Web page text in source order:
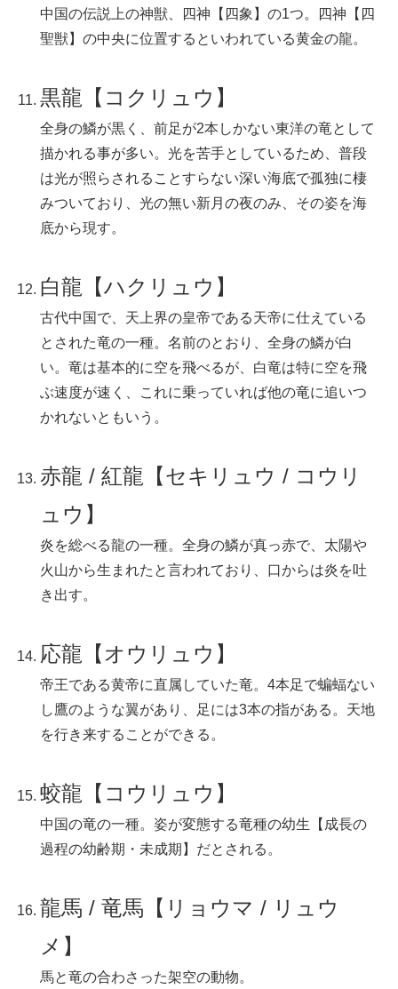
中国の伝説上の神獣、四神【四象】の1つ。四神【四
聖獣】の中央に位置するといわれている黄金の龍。
黒龍【コクリュウ】
全身の鱗が黒く、前足が2本しかない東洋の竜として
描かれる事が多い。光を苦手としているため、普段
は光が照らされることすらない深い海底で孤独に棲
みついており、光の無い新月の夜のみ、その姿を海
底から現す。
白龍【ハクリュウ】
古代中国で、天上界の皇帝である天帝に仕えている
とされた竜の一種。名前のとおり、全身の鱗が白
い。竜は基本的に空を飛べるが、白竜は特に空を飛
ぶ速度が速く、これに乗っていれば他の竜に追いつ
かれないともいう。
赤龍 / 紅龍【セキリュウ / コウリ
ュウ】
炎を総べる龍の一種。全身の鱗が真っ赤で、太陽や
火山から生まれたと言われており、口からは炎を吐
き出す。
応龍【オウリュウ】
帝王である黄帝に直属していた竜。4本足で蝙蝠ない
し鷹のような翼があり、足には3本の指がある。天地
を行き来することができる。
蛟龍【コウリュウ】
中国の竜の一種。姿が変態する竜種の幼生【成長の
過程の幼齢期・未成期】だとされる。
龍馬 / 竜馬【リョウマ / リュウ
メ】
馬と竜の合わさった架空の動物。